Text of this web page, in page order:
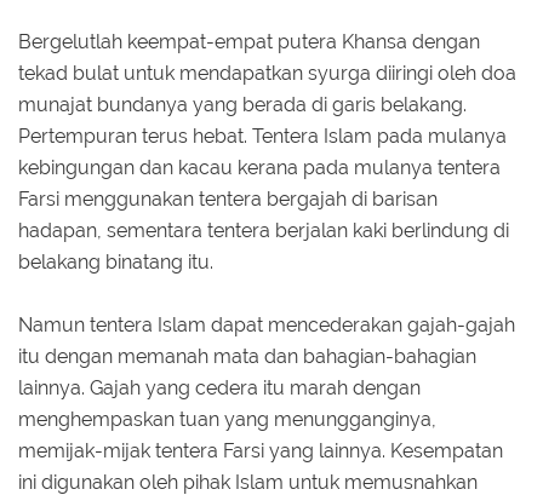
Bergelutlah keempat-empat putera Khansa dengan
tekad bulat untuk mendapatkan syurga diiringi oleh doa
munajat bundanya yang berada di garis belakang.
Pertempuran terus hebat. Tentera Islam pada mulanya
kebingungan dan kacau kerana pada mulanya tentera
Farsi menggunakan tentera bergajah di barisan
hadapan, sementara tentera berjalan kaki berlindung di
belakang binatang itu.
Namun tentera Islam dapat mencederakan gajah-gajah
itu dengan memanah mata dan bahagian-bahagian
lainnya. Gajah yang cedera itu marah dengan
menghempaskan tuan yang menungganginya,
memijak-mijak tentera Farsi yang lainnya. Kesempatan
ini digunakan oleh pihak Islam untuk memusnahkan